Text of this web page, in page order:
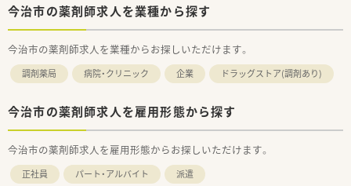
■調剤・OTCの担当として経験を積み更に管理薬剤師を経験した
■管理薬剤師以降は、自分が進みたいコースにチャレンジできる
チャンスが誰にでもあります。「社内・グループ公募制度、自己申
告制度、ポイント面談」などを通じて、今後のキャリアや希望を
■育児休業は最大3年間の取得が可能、育児休職からの復帰率
「98.6％（昨年までの2年間平均）」です。
■育児時短勤務は、最大3時間の時間短縮する事ができ、お子様
が小学校卒業する迄取得が可能です。
■子女教育手当・社宅手当（N・R区分）･住宅助成（N・R区分）など、
プライベートな部分を支援してくれる福利厚生も充実していま
今治市の薬剤師求人を業種から探す
今治市の薬剤師求人を業種からお探しいただけます。
調剤薬局 病院・クリニック 企業 ドラッグストア(調剤あり)
今治市の薬剤師求人を雇用形態から探す
今治市の薬剤師求人を雇用形態からお探しいただけます。
正社員 パート・アルバイト 派遣